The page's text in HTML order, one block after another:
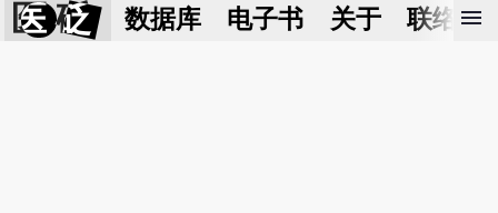
医 砭 数据库 电子书 关于 联络我
menu